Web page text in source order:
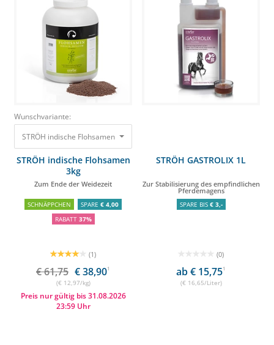
Wunschvariante:
STRÖH indische Flohsamen 3kg Zum Ende der Weidezeit
STRÖH indische Flohsamen
3kg
Zum Ende der Weidezeit
SCHNÄPPCHEN SPARE € 4,00
RABATT 37%
(1)
€ 61,75 € 38,901
(€ 12,97/kg)
Preis nur gültig bis 31.08.2026
23:59 Uhr
STRÖH GASTROLIX 1L
Zur Stabilisierung des empfindlichen
Pferdemagens
SPARE BIS € 3,-
(0)
ab € 15,751
(€ 16,65/Liter)